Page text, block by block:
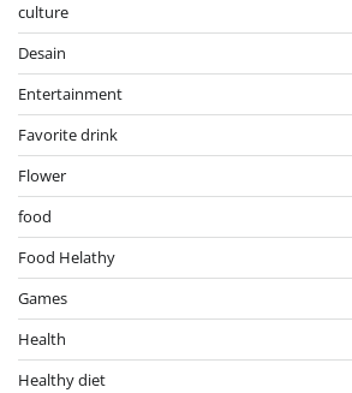
culture
Desain
Entertainment
Favorite drink
Flower
food
Food Helathy
Games
Health
Healthy diet